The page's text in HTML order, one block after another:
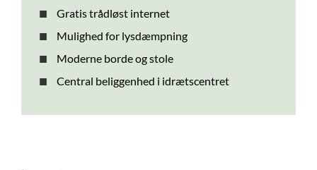
​Gratis trådløst internet
Mulighed for lysdæmpning
Moderne borde og stole
Central beliggenhed i idrætscentret